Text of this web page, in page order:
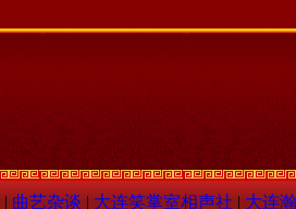
| 曲艺杂谈 | 大连笑掌室相声社 | 大连